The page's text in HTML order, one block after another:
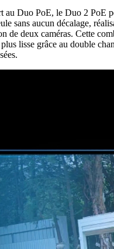
au Duo PoE, le Duo 2 PoE
sans aucun décalage,
de deux caméras. Cette
lisse grâce au double